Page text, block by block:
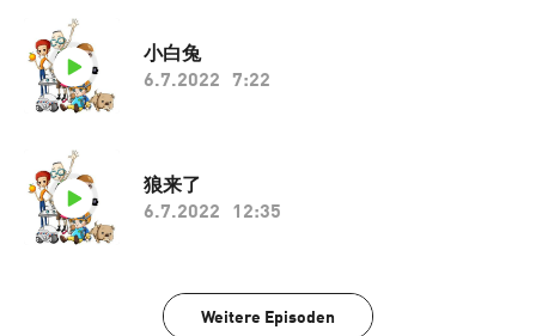
小白兔
6.7.2022
7:22
狼来了
6.7.2022
12:35
Weitere Episoden